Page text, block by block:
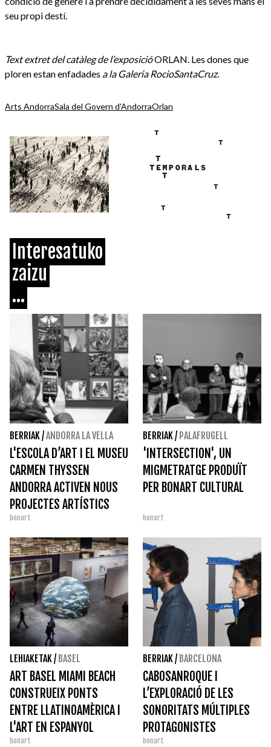
seu propi destí.
Text extret del catàleg de l’exposicióORLAN. Les dones que
ploren estan enfadades a la Galeria RocioSantaCruz.
Arts AndorraSala del Govern d'AndorraOrlan
Interesatuko
zaizu
...
BERRIAK/ANDORRA LA VELLA
L'ESCOLA D’ART I EL MUSEU
CARMEN THYSSEN
ANDORRA ACTIVEN NOUS
PROJECTES ARTÍSTICS
bonart
BERRIAK/ PALAFRUGELL
'INTERSECTION', UN
MIGMETRATGE PRODUÏT
PER BONART CULTURAL
bonart
LEHIAKETAK/ BASEL
ART BASEL MIAMI BEACH
CONSTRUEIX PONTS
ENTRE LLATINOAMÈRICA I
L'ART EN ESPANYOL
bonart
BERRIAK/ BARCELONA
CABOSANROQUE I
L’EXPLORACIÓ DE LES
SONORITATS MÚLTIPLES
PROTAGONISTES
bonart